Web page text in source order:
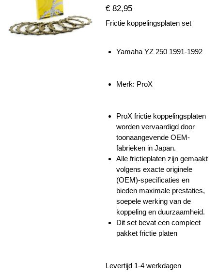
€ 82,95
Frictie koppelingsplaten set
Yamaha YZ 250 1991-1992
Merk: ProX
ProX frictie koppelingsplaten
worden vervaardigd door
toonaangevende OEM-
fabrieken in Japan.
Alle frictieplaten zijn gemaakt
volgens exacte originele
(OEM)-specificaties en
bieden maximale prestaties,
soepele werking van de
koppeling en duurzaamheid.
Dit set bevat een compleet
pakket frictie platen
Levertijd 1-4 werkdagen